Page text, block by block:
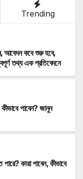
Trending
আবেদন কবে শুরু হবে,
তথ্য এক প্রতিবেদনে
পাবেন? জানুন
কারা পাবেন, কীভাবে